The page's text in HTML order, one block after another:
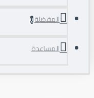
المفضلة0
المساعدة